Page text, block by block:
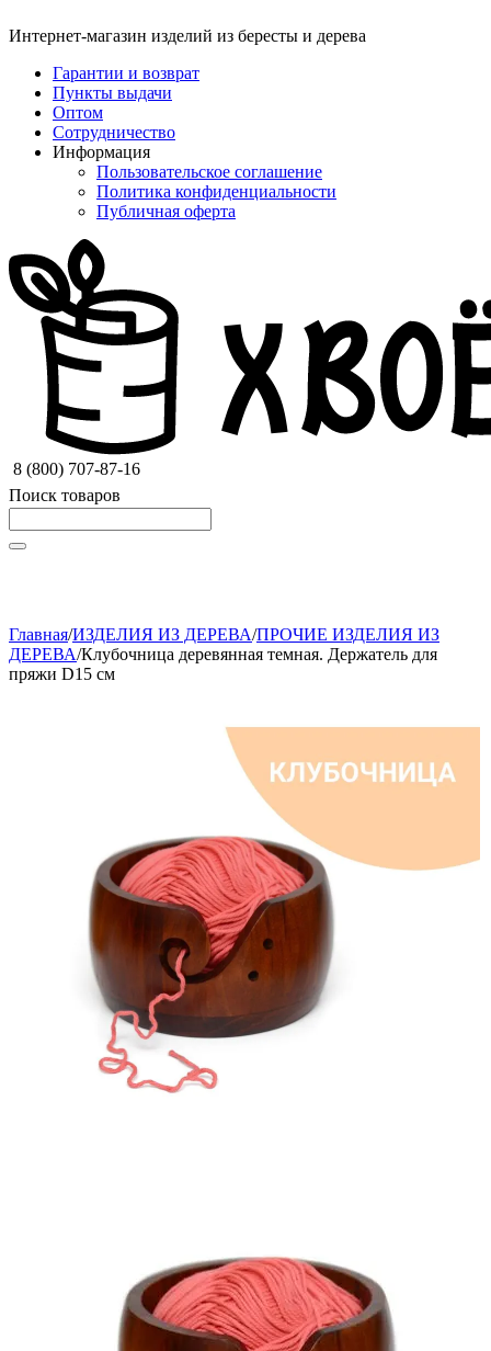
Интернет-магазин изделий из бересты и дерева
Гарантии и возврат
Пункты выдачи
Оптом
Сотрудничество
Информация
Пользовательское соглашение
Политика конфиденциальности
Публичная оферта
8 (800) 707-87-16
Поиск товаров
Главная/ИЗДЕЛИЯ ИЗ ДЕРЕВА/ПРОЧИЕ ИЗДЕЛИЯ ИЗ
ДЕРЕВА/Клубочница деревянная темная. Держатель для
пряжи D15 см